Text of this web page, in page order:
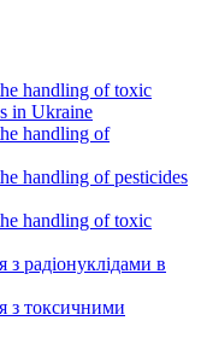
handling of toxic
in Ukraine
handling of
handling of pesticides
handling of toxic
радіонуклідами в
з токсичними